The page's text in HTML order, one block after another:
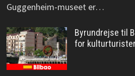
Guggenheim-museet er…
Byrundrejse til
for